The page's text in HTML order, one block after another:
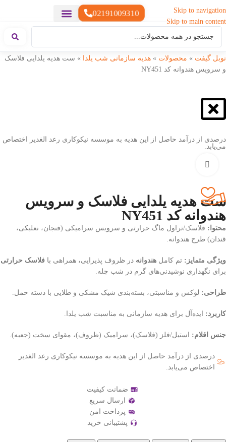
Skip to navigation
Skip to main content
02191009310
نوبل گیفت » محصولات » هدیه سازمانی شب یلدا » ست هدیه یلدایی فلاسک
و سرویس هندوانه کد NY451
درصدی از درآمد حاصل از این هدیه به موسسه نیکوکاری رعد الغدیر اختصاص
می‌یابد.
ست هدیه یلدایی فلاسک و سرویس
هندوانه کد NY451
محتوا: فلاسک/تراول ماگ حرارتی و سرویس سرامیکی (فنجان، نعلبکی،
قندان) طرح هندوانه.
ویژگی متمایز: تم کامل هندوانه در ظروف پذیرایی، همراهی با فلاسک حرارتی
برای نگهداری نوشیدنی‌های گرم در شب چله.
طراحی: لوکس و مناسبتی، بسته‌بندی شیک مشکی و طلایی با دسته حمل.
کاربرد: ایده‌آل برای هدیه سازمانی به مناسبت شب یلدا.
جنس اقلام: استیل/فلز (فلاسک)، سرامیک (ظروف)، مقوای سخت (جعبه).
درصدی از درآمد حاصل از این هدیه به موسسه نیکوکاری رعد الغدیر
اختصاص می‌یابد.
ضمانت کیفیت
ارسال سریع
پرداخت امن
پشتیبانی خرید